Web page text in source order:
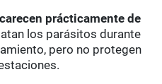
carecen prácticamente de
los parásitos durante
pero no protegen